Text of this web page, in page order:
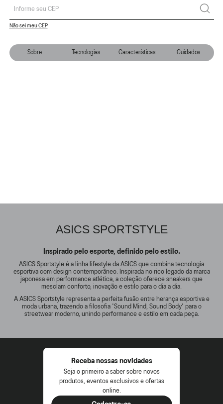
Sobre Tecnologias Características Cuidados
Não sei meu CEP
ASICS SPORTSTYLE
Inspirado pelo esporte, definido pelo estilo.
ASICS Sportstyle é a linha lifestyle da ASICS que combina tecnologia
esportiva com design contemporâneo. Inspirada no rico legado da marca
japonesa em performance atlética, a coleção oferece sneakers que
mesclam conforto, inovação e estilo para o dia a dia.
A ASICS Sportstyle representa a perfeita fusão entre herança esportiva e
moda urbana, trazendo a filosofia 'Sound Mind, Sound Body' para o
streetwear moderno, unindo performance e estilo em cada peça.
Receba nossas novidades
Seja o primeiro a saber sobre novos
produtos, eventos exclusivos e ofertas
online.